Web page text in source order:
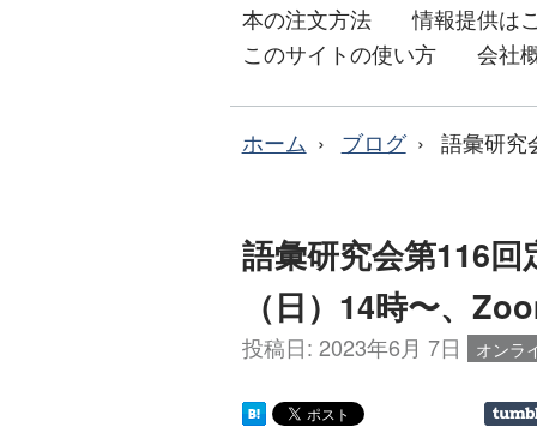
本の注文方法
情報提供は
このサイトの使い方
会社
ホーム ブログ 語彙研究
語彙研究会第116
（日）14時〜、
投稿日: 2023年6月 7日 オンラ